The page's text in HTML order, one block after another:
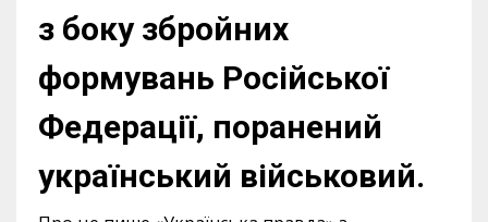
з боку збройних
формувань Російської
Федерації, поранений
український військовий.